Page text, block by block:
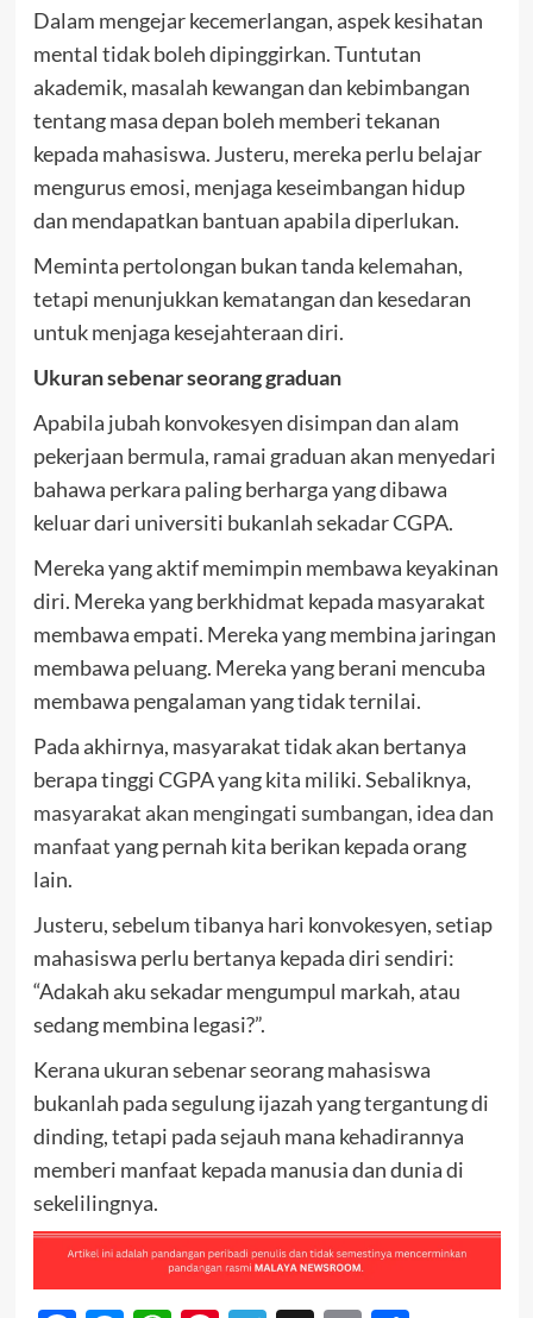
Dalam mengejar kecemerlangan, aspek kesihatan
mental tidak boleh dipinggirkan. Tuntutan
akademik, masalah kewangan dan kebimbangan
tentang masa depan boleh memberi tekanan
kepada mahasiswa. Justeru, mereka perlu belajar
mengurus emosi, menjaga keseimbangan hidup
dan mendapatkan bantuan apabila diperlukan.
Meminta pertolongan bukan tanda kelemahan,
tetapi menunjukkan kematangan dan kesedaran
untuk menjaga kesejahteraan diri.
Ukuran sebenar seorang graduan
Apabila jubah konvokesyen disimpan dan alam
pekerjaan bermula, ramai graduan akan menyedari
bahawa perkara paling berharga yang dibawa
keluar dari universiti bukanlah sekadar CGPA.
Mereka yang aktif memimpin membawa keyakinan
diri. Mereka yang berkhidmat kepada masyarakat
membawa empati. Mereka yang membina jaringan
membawa peluang. Mereka yang berani mencuba
membawa pengalaman yang tidak ternilai.
Pada akhirnya, masyarakat tidak akan bertanya
berapa tinggi CGPA yang kita miliki. Sebaliknya,
masyarakat akan mengingati sumbangan, idea dan
manfaatyang pernah kita berikan kepada orang
lain.
Justeru, sebelum tibanya hari konvokesyen, setiap
mahasiswa perlu bertanya kepada diri sendiri:
“Adakah aku sekadar mengumpul markah, atau
sedang membina legasi?”.
Kerana ukuran sebenar seorang mahasiswa
bukanlah pada segulung ijazah yang tergantung di
dinding, tetapi pada sejauh mana kehadirannya
memberi manfaat kepada manusia dan dunia di
sekelilingnya.